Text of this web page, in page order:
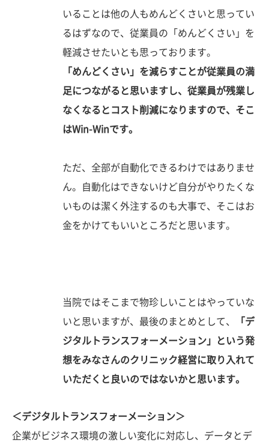
いることは他の人もめんどくさいと思ってい
るはずなので、従業員の「めんどくさい」を
軽減させたいとも思っております。
「めんどくさい」を減らすことが従業員の満
足につながると思いますし、従業員が残業し
なくなるとコスト削減になりますので、そこ
はWin-Winです。
ただ、全部が自動化できるわけではありませ
ん。自動化はできないけど自分がやりたくな
いものは潔く外注するのも大事で、そこはお
金をかけてもいいところだと思います。
当院ではそこまで物珍しいことはやっていな
いと思いますが、最後のまとめとして、
「デ
ジタルトランスフォーメーション」という発
想をみなさんのクリニック経営に取り入れて
いただくと良いのではないかと思います。
＜デジタルトランスフォーメーション＞
企業がビジネス環境の激しい変化に対応し、データとデ